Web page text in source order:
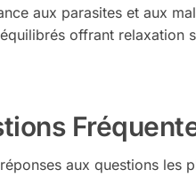
aux parasites et aux
offrant relaxation
aux questions les